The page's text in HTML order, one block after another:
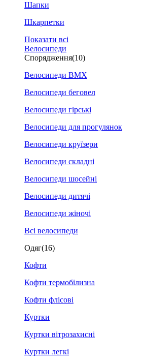
Шапки
Шкарпетки
Показати всі
Велосипеди
Спорядження(10)
Велосипеди BMX
Велосипеди беговел
Велосипеди гірські
Велосипеди для прогулянок
Велосипеди круїзери
Велосипеди складні
Велосипеди шосейні
Велосипеди дитячі
Велосипеди жіночі
Всі велосипеди
Одяг(16)
Кофти
Кофти термобілизна
Кофти флісові
Куртки
Куртки вітрозахисні
Куртки легкі